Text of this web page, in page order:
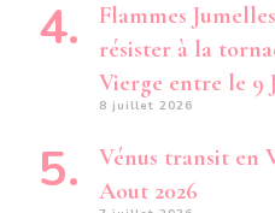
Flammes
résister à la
Vierge entre le 9
8 juillet 2026
Vénus transit en
Aout 2026